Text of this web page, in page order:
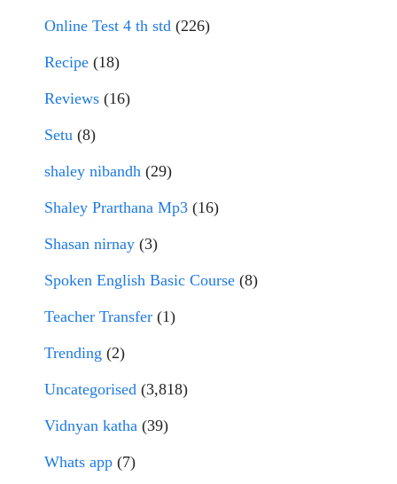
Online Test 4 th std (226)
Recipe (18)
Reviews (16)
Setu (8)
shaley nibandh (29)
Shaley Prarthana Mp3 (16)
Shasan nirnay (3)
Spoken English Basic Course (8)
Teacher Transfer (1)
Trending (2)
Uncategorised (3,818)
Vidnyan katha (39)
Whats app (7)